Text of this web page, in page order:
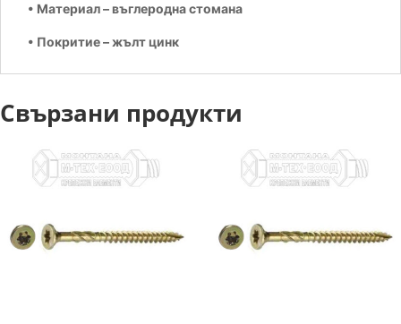
• Материал – въглеродна стомана
• Покритие – жълт цинк
Свързани продукти